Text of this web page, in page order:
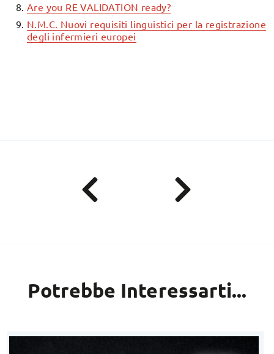
Are you RE VALIDATION ready?
N.M.C. Nuovi requisiti linguistici per la registrazione
degli infermieri europei
Potrebbe Interessarti...